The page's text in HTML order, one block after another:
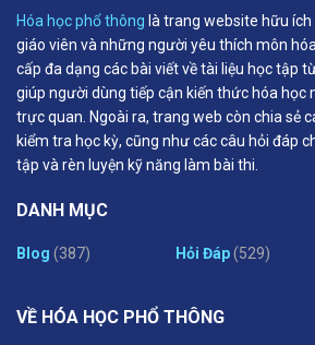
Hóa học phổ thông là trang website hữu
giáo viên và những người yêu thích môn
cấp đa dạng các bài viết về tài liệu học tập
giúp người dùng tiếp cận kiến thức hóa học
trực quan. Ngoài ra, trang web còn chia sẻ
kiểm tra học kỳ, cũng như các câu hỏi đáp
tập và rèn luyện kỹ năng làm bài thi.
DANH MỤC
Blog (387) Hỏi Đáp(529)
VỀ HÓA HỌC PHỔ THÔNG